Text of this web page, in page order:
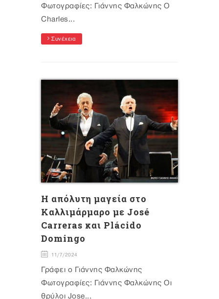
Φωτογραφίες: Γιάννης Φαλκώνης Ο
Charles...
Συνέχεια
Η απόλυτη μαγεία στο
Καλλιμάρμαρο με José
Carreras και Plácido
Domingo
11/7/2024
Γράφει ο Γιάννης Φαλκώνης
Φωτογραφίες: Γιάννης Φαλκώνης Οι
θρύλοι Jose...